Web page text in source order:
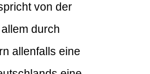
von der
durch
allenfalls eine